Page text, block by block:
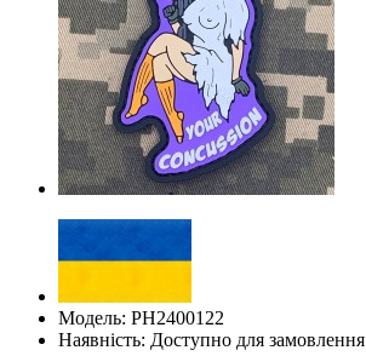
Модель: PH2400122
Наявність: Доступно для замовлення